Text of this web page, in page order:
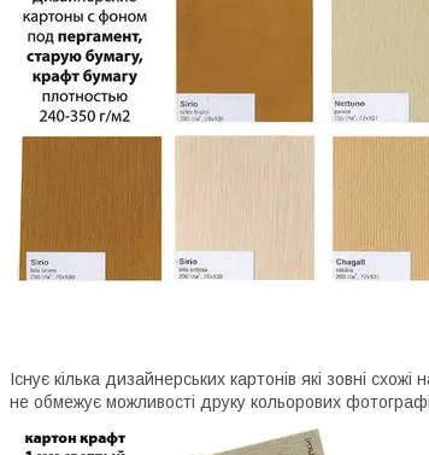
Існує кілька дизайнерських картонів які зовні
не обмежує можливості друку кольорових